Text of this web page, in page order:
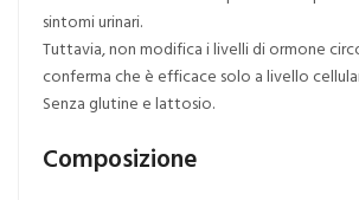
sintomi urinari.
Tuttavia, non modifica i livelli di ormone
conferma che è efficace solo a livello
Senza glutine e lattosio.
Composizione